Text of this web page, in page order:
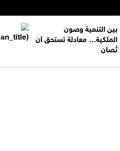
بين التنمية وصون
الملكية… معادلة تستحق أن
تُصان